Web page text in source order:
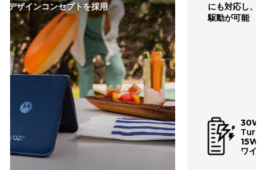
にも対応し、約15分の充電で最大12時間のバッテリー
駆動が可能
30W
TurboPowerTM
15W